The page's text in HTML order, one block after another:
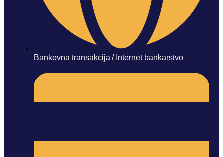
Bankovna transakcija / Internet bankarstvo